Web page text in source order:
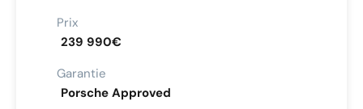
Prix
239 990€
Garantie
Porsche Approved